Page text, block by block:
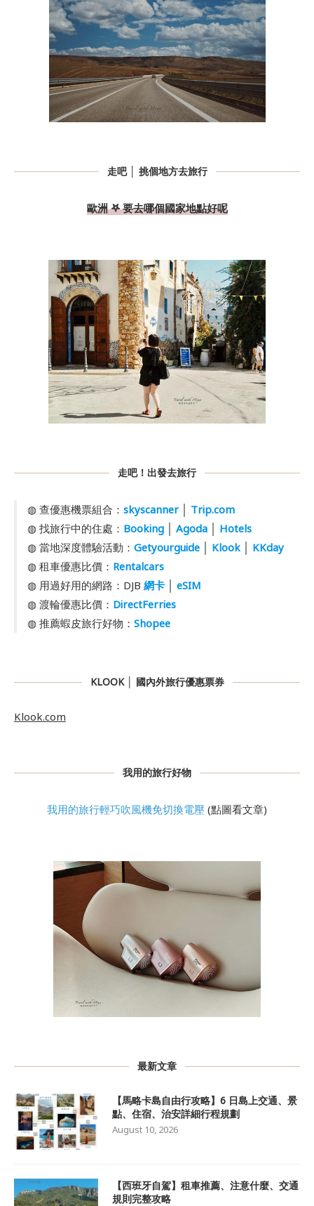
走吧 │ 挑個地方去旅行
歐洲 𖤐 要去哪個國家地點好呢
走吧！出發去旅行
◍ 查優惠機票組合： skyscanner│ Trip.com
◍ 找旅行中的住處： Booking│ Agoda│ Hotels
◍ 當地深度體驗活動： Getyourguide│ Klook│ KKday
◍ 租車優惠比價： Rentalcars
◍ 用過好用的網路：DJB 網卡│ eSIM
◍ 渡輪優惠比價： DirectFerries
◍ 推薦蝦皮旅行好物： Shopee
KLOOK │ 國內外旅行優惠票券
Klook.com
我用的旅行好物
我用的旅行輕巧吹風機免切換電壓 (點圖看文章)
最新文章
【馬略卡島自由行攻略】6 日島上交通、景
點、住宿、治安詳細行程規劃
August 10, 2026
【西班牙自駕】租車推薦、注意什麼、交通
規則完整攻略